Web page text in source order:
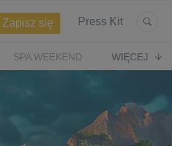
Press Kit
SPA WEEKEND
WIĘCEJ